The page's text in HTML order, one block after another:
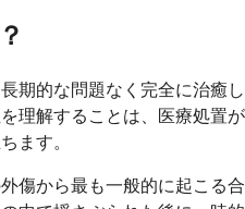
期的な問題なく完全に治癒し
理解することは、医療処置が
ます。
傷から最も一般的に起こる合